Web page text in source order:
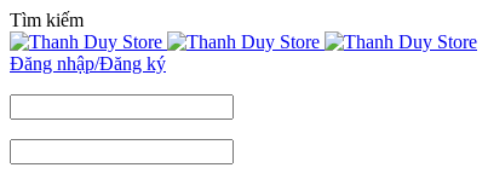
Tìm kiếm
Đăng nhập/Đăng ký